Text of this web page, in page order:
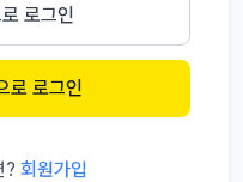
로그인
로 로그인
? 회원가입